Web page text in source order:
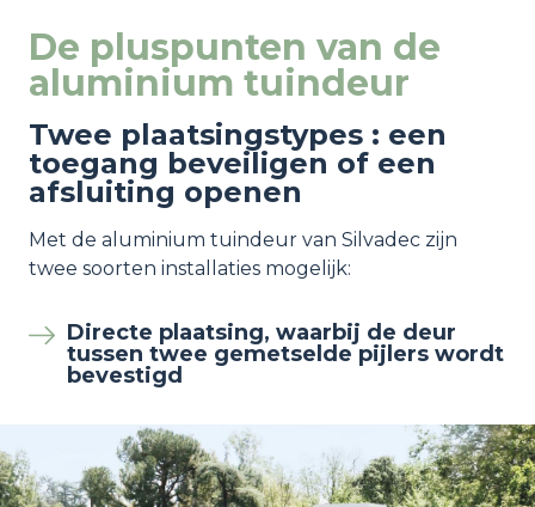
De pluspunten van de
aluminium tuindeur
Twee plaatsingstypes : een
toegang beveiligen of een
afsluiting openen
Met de aluminium tuindeur van Silvadec zijn
twee soorten installaties mogelijk:
Directe plaatsing, waarbij de deur
tussen twee gemetselde pijlers wordt
bevestigd